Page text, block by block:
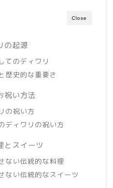
Close
の起源
てのディワリ
歴史的な重要さ
祝い方法
の祝い方
ディワリの祝い方
とスイーツ
ない伝統的な料理
ない伝統的なスイーツ